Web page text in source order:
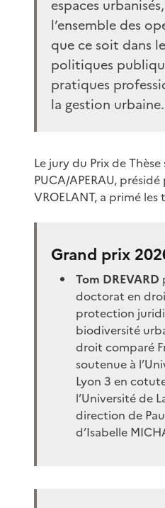
espaces
l’ensemble des
que ce soit dans
politiques
pratiques
la gestion urbaine.
Le jury du Prix de
PUCA/APERAU,
VROELANT, a primé les
Grand prix
Tom DREVARD
doctorat en
protection
biodiversité
droit comparé
soutenue à
Lyon 3 en
l’Université de
direction de
d’Isabelle